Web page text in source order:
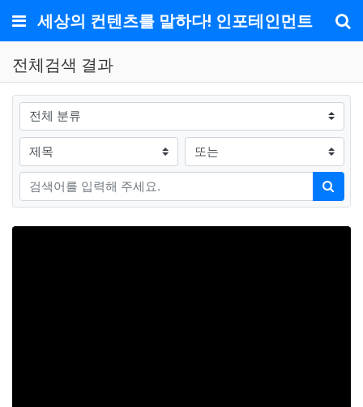
메뉴
세상의 컨텐츠를 말하다! 인포테인먼트
전체검색 결과
그룹
검색조건 검색방법
검색어
검색